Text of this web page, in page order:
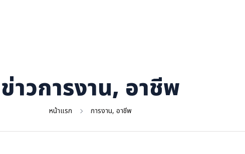
ข่าวการงาน, อาชีพ
หน้าแรก การงาน, อาชีพ